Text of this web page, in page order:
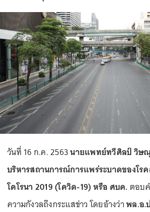
วันที่ 16 ก.ค. 2563นายแพทย์ทวีศิลป์ วิษ
บริหารสถานการณ์การแพร่ระบาดของโร
โคโรนา 2019 (โควิด-19) หรือ ศบค. ตอบ
ความกังวลถึงกระแสข่าว โดยอ้างว่าพล.อ.